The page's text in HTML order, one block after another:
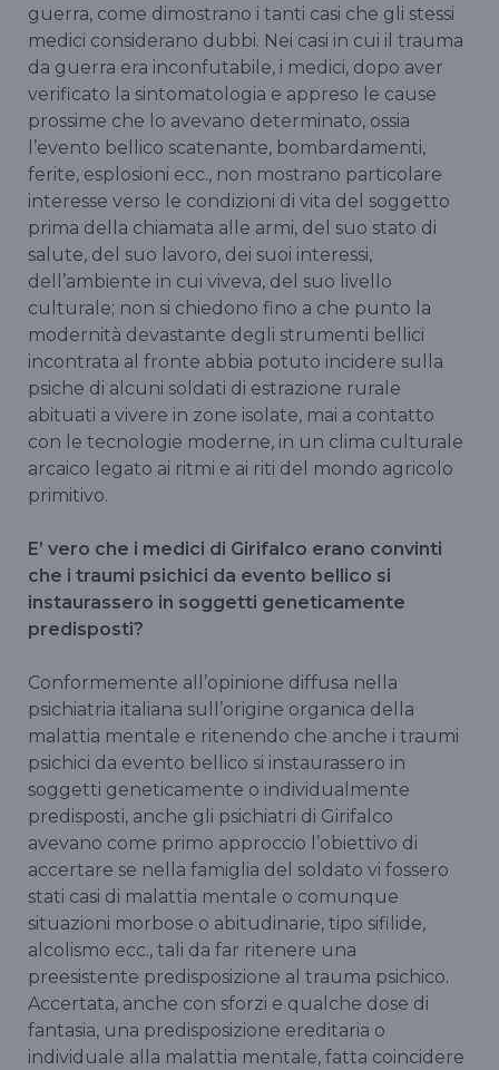
guerra, come dimostrano i tanti casi che gli stessi
medici considerano dubbi. Nei casi in cui il trauma
da guerra era inconfutabile, i medici, dopo aver
verificato la sintomatologia e appreso le cause
prossime che lo avevano determinato, ossia
l’evento bellico scatenante, bombardamenti,
ferite, esplosioni ecc., non mostrano particolare
interesse verso le condizioni di vita del soggetto
prima della chiamata alle armi, del suo stato di
salute, del suo lavoro, dei suoi interessi,
dell’ambiente in cui viveva, del suo livello
culturale; non si chiedono fino a che punto la
modernità devastante degli strumenti bellici
incontrata al fronte abbia potuto incidere sulla
psiche di alcuni soldati di estrazione rurale
abituati a vivere in zone isolate, mai a contatto
con le tecnologie moderne, in un clima culturale
arcaico legato ai ritmi e ai riti del mondo agricolo
primitivo.
E’ vero che i medici di Girifalco erano convinti
che i traumi psichici da evento bellico si
instaurassero in soggetti geneticamente
predisposti?
Conformemente all’opinione diffusa nella
psichiatria italiana sull’origine organica della
malattia mentale e ritenendo che anche i traumi
psichici da evento bellico si instaurassero in
soggetti geneticamente o individualmente
predisposti, anche gli psichiatri di Girifalco
avevano come primo approccio l’obiettivo di
accertare se nella famiglia del soldato vi fossero
stati casi di malattia mentale o comunque
situazioni morbose o abitudinarie, tipo sifilide,
alcolismo ecc., tali da far ritenere una
preesistente predisposizione al trauma psichico.
Accertata, anche con sforzi e qualche dose di
fantasia, una predisposizione ereditaria o
individuale alla malattia mentale, fatta coincidere